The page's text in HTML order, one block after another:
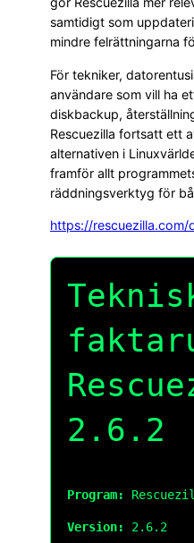
samtidigt som
mindre felrättningarna
För tekniker,
användare som vill ha
diskbackup,
Rescuezilla fortsatt ett
alternativen i
framför allt
räddningsverktyg för
https://rescuezilla.com/
2.6.2
Program:
Version: 2.6.2